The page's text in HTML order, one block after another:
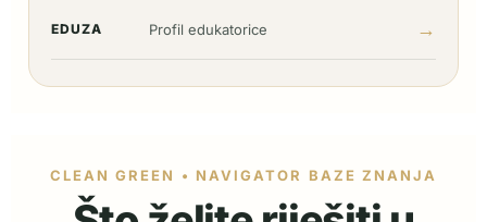
EDUZA Profil edukatorice →
CLEAN GREEN • NAVIGATOR BAZE ZNANJA